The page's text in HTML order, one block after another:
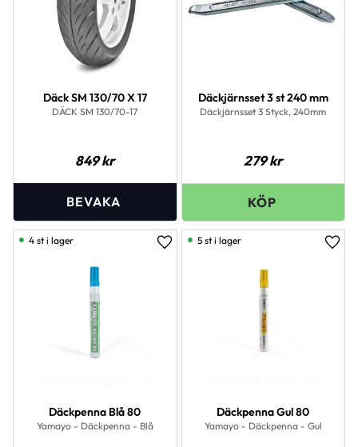
Däck SM 130/70 X 17
DÄCK SM 130/70-17
849kr
Däckjärnsset 3 st 240 mm
Däckjärnsset 3 Styck, 240mm
279kr
Däckpenna Blå 80
Yamayo - Däckpenna - Blå
Lägg till i favoriter
4 st i lager
Däckpenna Gul 80
Yamayo - Däckpenna - Gul
5 st i lager